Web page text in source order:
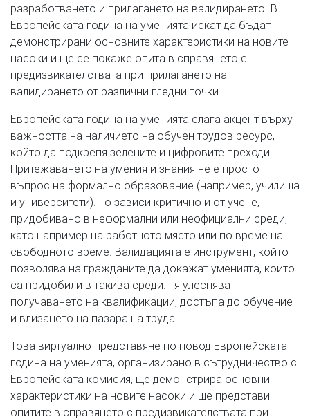
разработването и прилагането на валидирането. В
Европейската година на уменията искат да бъдат
демонстрирани основните характеристики на новите
насоки и ще се покаже опита в справянето с
предизвикателствата при прилагането на
валидирането от различни гледни точки.
Европейската година на уменията слага акцент върху
важността на наличието на обучен трудов ресурс,
който да подкрепя зелените и цифровите преходи.
Притежаването на умения и знания не е просто
въпрос на формално образование (например, училища
и университети). То зависи критично и от учене,
придобивано в неформални или неофициални среди,
като например на работното място или по време на
свободното време. Валидацията е инструмент, който
позволява на гражданите да докажат уменията, които
са придобили в такива среди. Тя улеснява
получаването на квалификации, достъпа до обучение
и влизането на пазара на труда.
Това виртуално представяне по повод Европейската
година на уменията, организирано в сътрудничество с
Европейската комисия, ще демонстрира основни
характеристики на новите насоки и ще представи
опитите в справянето с предизвикателствата при